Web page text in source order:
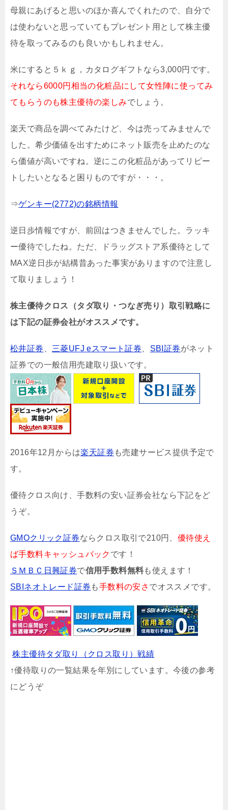
母親にあげると思いのほか喜んでくれたので、自分で
は使わないと思っていてもプレゼント用として株主優
待を取ってみるのも良いかもしれません。
米にすると５ｋｇ，カタログギフトなら3,000円です。
それなら6000円相当の化粧品にして女性陣に使ってみ
てもらうのも株主優待の楽しみでしょう。
楽天で商品を調べてみたけど、今は売ってみませんで
した。希少価値を出すためにネット販売を止めたのな
ら価値が高いですね。逆にこの化粧品があってリピー
トしたいとなると困りものですが・・・。
⇒ゲンキー(2772)の銘柄情報
逆日歩情報ですが、前回はつきませんでした。ラッキ
ー優待でしたね。ただ、ドラッグストア系優待として
MAX逆日歩が結構昔あった事実がありますので注意し
て取りましょう！
株主優待クロス（タダ取り・つなぎ売り）取引戦略に
は下記の証券会社がオススメです。
松井証券 三菱UFJ eスマート証券 SBI証券がネット
証券での一般信用売建取り扱いです。
2016年12月からは楽天証券 も売建サービス提供予定で
す。
優待クロス向け、手数料の安い証券会社なら下記をど
うぞ。
GMOクリック証券ならクロス取引で210円、 優待使え
ば手数料キャッシュバック です！
ＳＭＢＣ日興証券で信用手数料無料も使えます！
SBIネオトレード証券 も手数料の安さ でオススメです。
株主優待タダ取り（クロス取り）戦績
↑優待取りの一覧結果を年別にしています。今後の参考
にどうぞ